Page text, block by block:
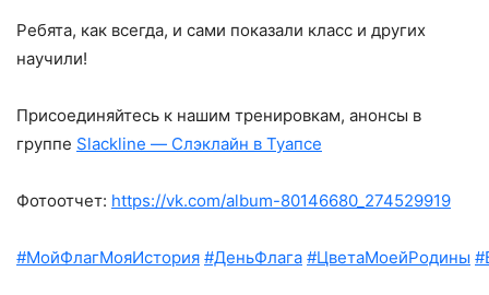
Ребята, как всегда, и сами показали класс и других
научили!
Присоединяйтесь к нашим тренировкам, анонсы в
группе Slackline — Слэклайн в Туапсе
Фотоотчет: https://vk.com/album-80146680_274529919
#МойФлагМояИстория #ДеньФлага #ЦветаМоейРодины